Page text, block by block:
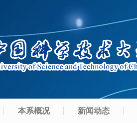
本系概况 新闻动态